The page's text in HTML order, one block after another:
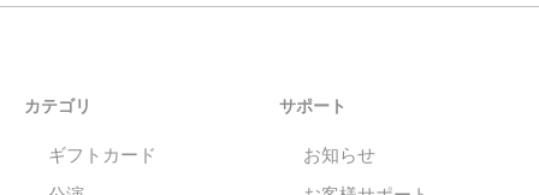
カテゴリ
ギフトカード
サポート
お知らせ